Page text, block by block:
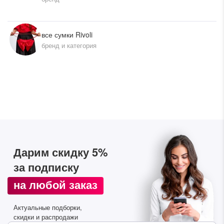
все сумки Rivoli
бренд и категория
Дарим скидку 5%
за подписку
на любой заказ
Актуальные подборки,
скидки и распродажи